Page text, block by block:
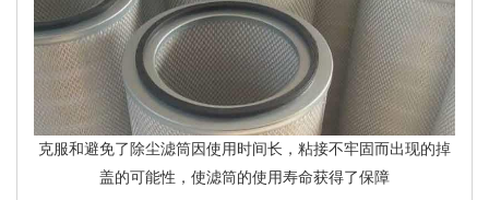
克服和避免了除尘滤筒因使用时间长，粘接不牢固而出现的掉
盖的可能性，使滤筒的使用寿命获得了保障